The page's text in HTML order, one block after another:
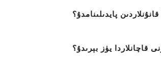
پايدىلىنامدۇ؟
قاچانلاردا يۈز بېرىدۇ؟